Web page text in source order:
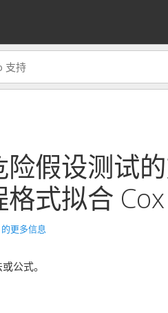
险假设测试
式拟合
更多信息
公式。